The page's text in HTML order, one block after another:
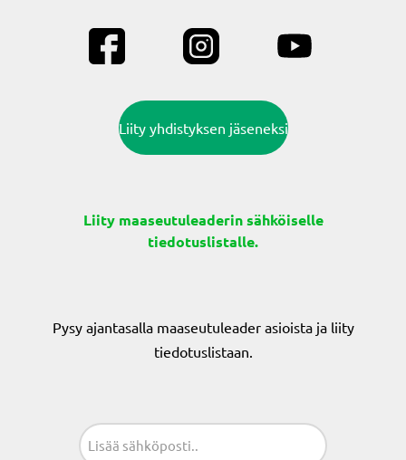
Liity yhdistyksen jäseneksi
Liity maaseutuleaderin sähköiselle
tiedotuslistalle.
Pysy ajantasalla maaseutuleader asioista ja liity
tiedotuslistaan.
Sähköposti